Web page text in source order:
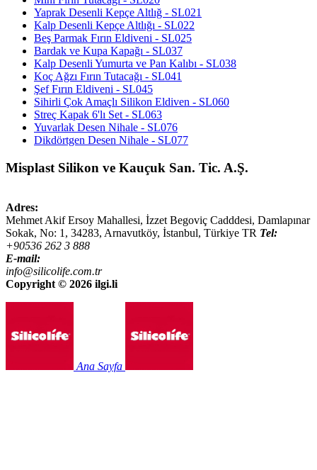
Yaprak Desenli Kepçe Altlığ - SL021
Kalp Desenli Kepçe Altlığı - SL022
Beş Parmak Fırın Eldiveni - SL025
Bardak ve Kupa Kapağı - SL037
Kalp Desenli Yumurta ve Pan Kalıbı - SL038
Koç Ağzı Fırın Tutacağı - SL041
Şef Fırın Eldiveni - SL045
Sihirli Çok Amaçlı Silikon Eldiven - SL060
Streç Kapak 6'lı Set - SL063
Yuvarlak Desen Nihale - SL076
Dikdörtgen Desen Nihale - SL077
Misplast Silikon ve Kauçuk San. Tic. A.Ş.
Adres:
Mehmet Akif Ersoy Mahallesi, İzzet Begoviç Cadddesi, Damlapınar
Sokak, No: 1, 34283, Arnavutköy, İstanbul, Türkiye TR Tel:
+90536 262 3 888
E-mail:
info@silicolife.com.tr
Copyright © 2026 ilgi.li
Ana Sayfa